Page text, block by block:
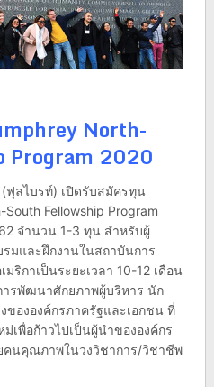
North-
Program 2020
ฟุลไบรท์) เปิดรับสมัครทุน
Fellowship Program
จำนวน 1-3 ทุน สำหรับผู้
มและฝึกงานในสถาบันการ
ริกาเป็นระยะเวลา 10-12 เดือน
ารพัฒนาศักยภาพผู้บริหาร นัก
ององค์กรภาครัฐและเอกชน ที่
เพื่อก้าวไปเป็นผู้นำขององค์กร
คนคุณภาพในวงวิชาการ/วิชาชีพ